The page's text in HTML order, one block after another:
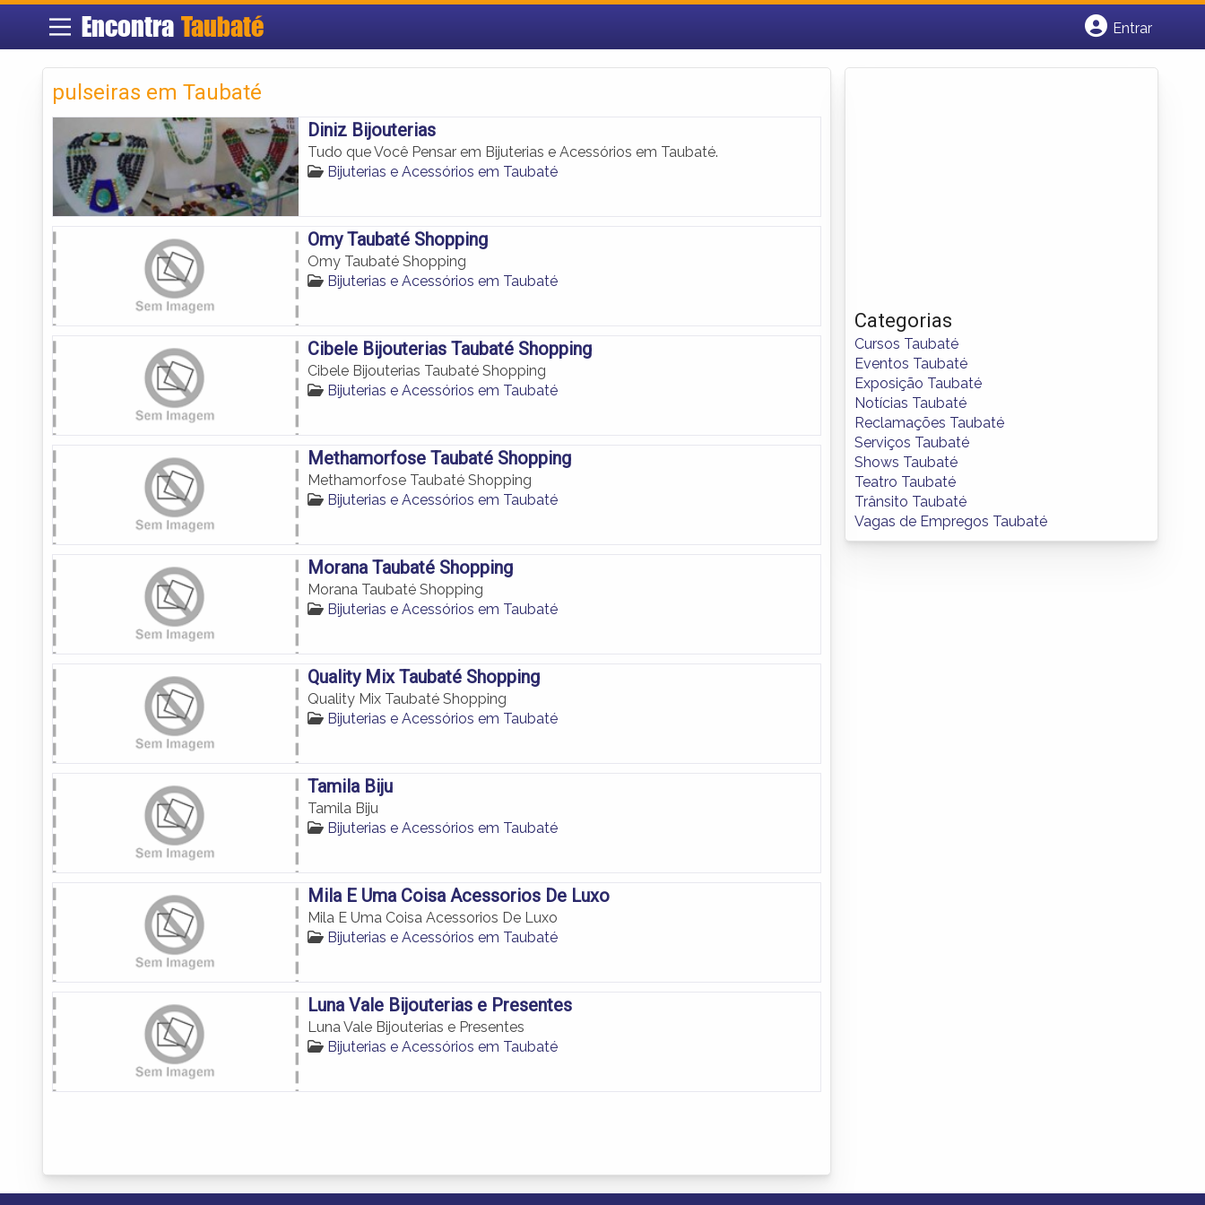
Encontra Taubaté
Entrar
pulseiras em Taubaté
Diniz Bijouterias
Tudo que Você Pensar em Bijuterias e Acessórios em Taubaté.
Bijuterias e Acessórios em Taubaté
Omy Taubaté Shopping
Omy Taubaté Shopping
Bijuterias e Acessórios em Taubaté
Cibele Bijouterias Taubaté Shopping
Cibele Bijouterias Taubaté Shopping
Bijuterias e Acessórios em Taubaté
Methamorfose Taubaté Shopping
Methamorfose Taubaté Shopping
Bijuterias e Acessórios em Taubaté
Morana Taubaté Shopping
Morana Taubaté Shopping
Bijuterias e Acessórios em Taubaté
Quality Mix Taubaté Shopping
Quality Mix Taubaté Shopping
Bijuterias e Acessórios em Taubaté
Tamila Biju
Tamila Biju
Bijuterias e Acessórios em Taubaté
Mila E Uma Coisa Acessorios De Luxo
Mila E Uma Coisa Acessorios De Luxo
Bijuterias e Acessórios em Taubaté
Luna Vale Bijouterias e Presentes
Luna Vale Bijouterias e Presentes
Bijuterias e Acessórios em Taubaté
Categorias
Cursos Taubaté
Eventos Taubaté
Exposição Taubaté
Notícias Taubaté
Reclamações Taubaté
Serviços Taubaté
Shows Taubaté
Teatro Taubaté
Trânsito Taubaté
Vagas de Empregos Taubaté